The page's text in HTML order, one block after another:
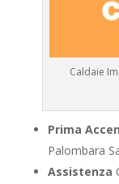
Caldaie
Prima
Palombara
Assistenza